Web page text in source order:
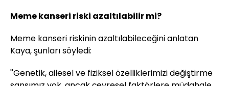
Meme kanseri riski azaltılabilir mi?
Meme kanseri riskinin azaltılabileceğini anlatan
Kaya, şunları söyledi:
''Genetik, ailesel ve fiziksel özelliklerimizi değiştirme